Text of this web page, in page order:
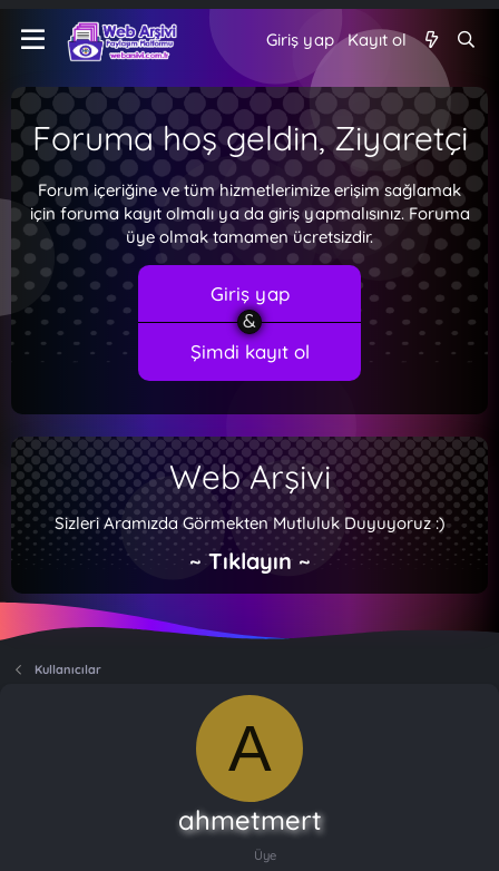
Giriş yap Kayıt ol
Foruma hoş geldin, Ziyaretçi
Forum içeriğine ve tüm hizmetlerimize erişim sağlamak
için foruma kayıt olmalı ya da giriş yapmalısınız. Foruma
üye olmak tamamen ücretsizdir.
Giriş yap
Şimdi kayıt ol
Web Arşivi
Sizleri Aramızda Görmekten Mutluluk Duyuyoruz :)
~ Tıklayın ~
Kullanıcılar
A
ahmetmert
Üye